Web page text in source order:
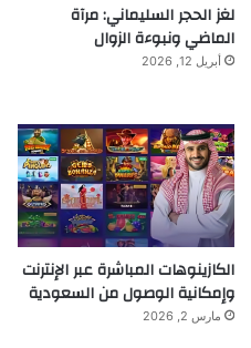
لغز الحجر السليماني: مرآة
الماضي ونبوءة الزوال
أبريل 12, 2026
الكازينوهات المباشرة عبر الإنترنت
وإمكانية الوصول من السعودية
مارس 2, 2026